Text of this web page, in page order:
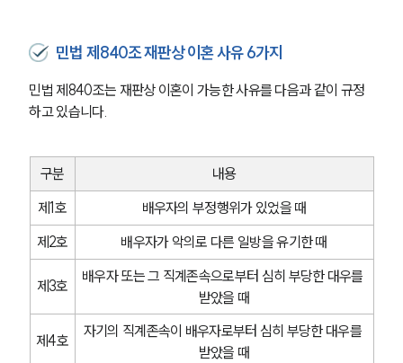
민법 제840조 재판상 이혼 사유 6가지
민법 제840조는 재판상 이혼이 가능한 사유를 다음과 같이 규정
하고 있습니다.
구분
내용
제1호
배우자의 부정행위가 있었을 때
제2호
배우자가 악의로 다른 일방을 유기한 때
제3호
배우자 또는 그 직계존속으로부터 심히 부당한 대우를
받았을 때
제4호
자기의 직계존속이 배우자로부터 심히 부당한 대우를
받았을 때